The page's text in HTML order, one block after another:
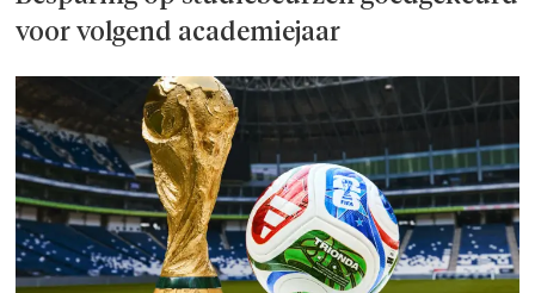
voor volgend academiejaar